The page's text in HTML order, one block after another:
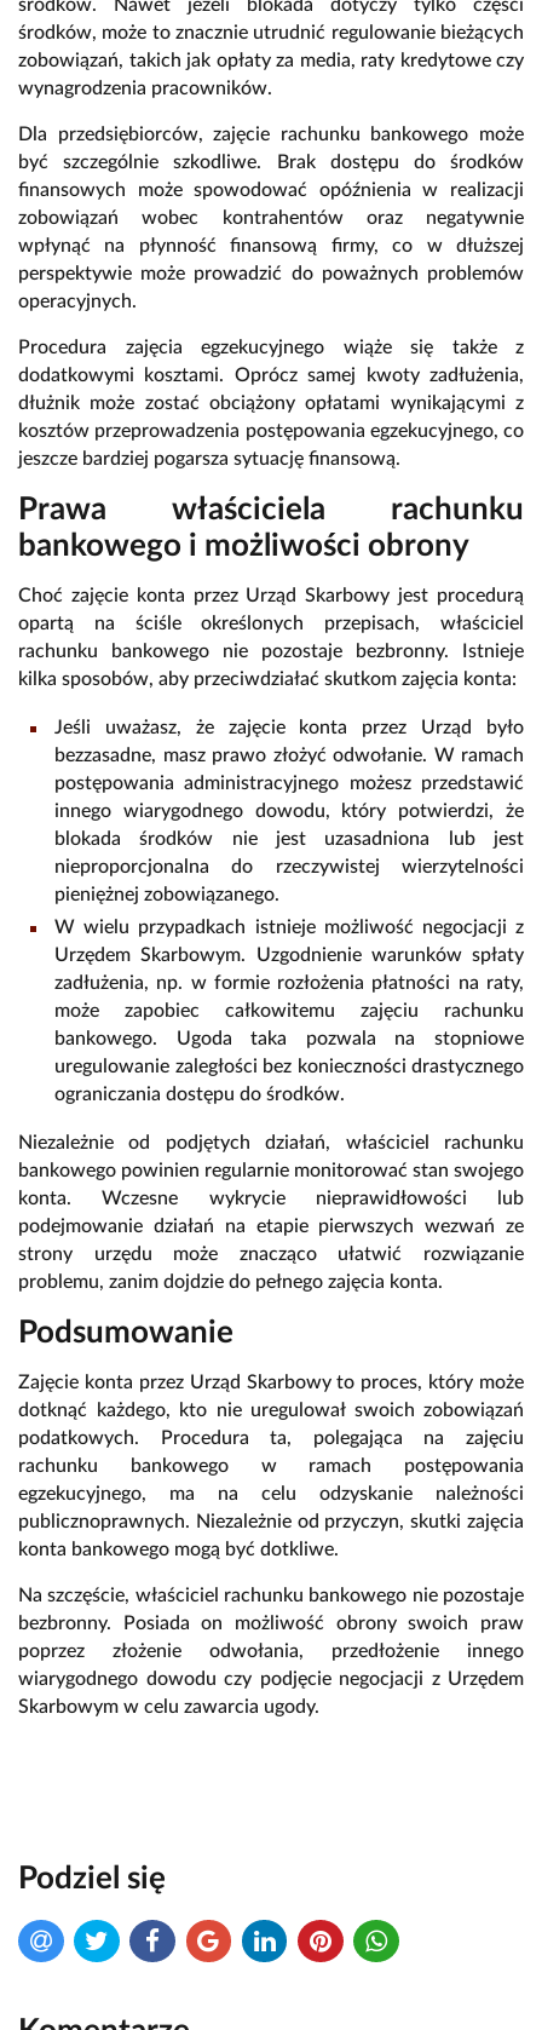
środków. Nawet jeżeli blokada dotyczy tylko części
środków, może to znacznie utrudnić regulowanie bieżących
zobowiązań, takich jak opłaty za media, raty kredytowe czy
wynagrodzenia pracowników.
Dla przedsiębiorców, zajęcie rachunku bankowego może
być szczególnie szkodliwe. Brak dostępu do środków
finansowych może spowodować opóźnienia w realizacji
zobowiązań wobec kontrahentów oraz negatywnie
wpłynąć na płynność finansową firmy, co w dłuższej
perspektywie może prowadzić do poważnych problemów
operacyjnych.
Procedura zajęcia egzekucyjnego wiąże się także z
dodatkowymi kosztami. Oprócz samej kwoty zadłużenia,
dłużnik może zostać obciążony opłatami wynikającymi z
kosztów przeprowadzenia postępowania egzekucyjnego, co
jeszcze bardziej pogarsza sytuację finansową.
Prawa właściciela rachunku
bankowego i możliwości obrony
Choć zajęcie konta przez Urząd Skarbowy jest procedurą
opartą na ściśle określonych przepisach, właściciel
rachunku bankowego nie pozostaje bezbronny. Istnieje
kilka sposobów, aby przeciwdziałać skutkom zajęcia konta:
Jeśli uważasz, że zajęcie konta przez Urząd było
bezzasadne, masz prawo złożyć odwołanie. W ramach
postępowania administracyjnego możesz przedstawić
innego wiarygodnego dowodu, który potwierdzi, że
blokada środków nie jest uzasadniona lub jest
nieproporcjonalna do rzeczywistej wierzytelności
pieniężnej zobowiązanego.
W wielu przypadkach istnieje możliwość negocjacji z
Urzędem Skarbowym. Uzgodnienie warunków spłaty
zadłużenia, np. w formie rozłożenia płatności na raty,
może zapobiec całkowitemu zajęciu rachunku
bankowego. Ugoda taka pozwala na stopniowe
uregulowanie zaległości bez konieczności drastycznego
ograniczania dostępu do środków.
Niezależnie od podjętych działań, właściciel rachunku
bankowego powinien regularnie monitorować stan swojego
konta. Wczesne wykrycie nieprawidłowości lub
podejmowanie działań na etapie pierwszych wezwań ze
strony urzędu może znacząco ułatwić rozwiązanie
problemu, zanim dojdzie do pełnego zajęcia konta.
Podsumowanie
Zajęcie konta przez Urząd Skarbowy to proces, który może
dotknąć każdego, kto nie uregulował swoich zobowiązań
podatkowych. Procedura ta, polegająca na zajęciu
rachunku bankowego w ramach postępowania
egzekucyjnego, ma na celu odzyskanie należności
publicznoprawnych. Niezależnie od przyczyn, skutki zajęcia
konta bankowego mogą być dotkliwe.
Na szczęście, właściciel rachunku bankowego nie pozostaje
bezbronny. Posiada on możliwość obrony swoich praw
poprzez złożenie odwołania, przedłożenie innego
wiarygodnego dowodu czy podjęcie negocjacji z Urzędem
Skarbowym w celu zawarcia ugody.
Podziel się